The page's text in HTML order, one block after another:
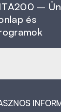
–
és